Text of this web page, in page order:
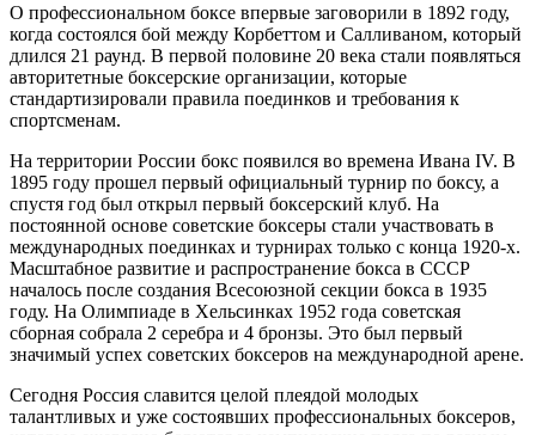
О профессиональном боксе впервые заговорили в 1892 году,
когда состоялся бой между Корбеттом и Салливаном, который
длился 21 раунд. В первой половине 20 века стали появляться
авторитетные боксерские организации, которые
стандартизировали правила поединков и требования к
спортсменам.
На территории России бокс появился во времена Ивана IV. В
1895 году прошел первый официальный турнир по боксу, а
спустя год был открыл первый боксерский клуб. На
постоянной основе советские боксеры стали участвовать в
международных поединках и турнирах только с конца 1920-х.
Масштабное развитие и распространение бокса в СССР
началось после создания Всесоюзной секции бокса в 1935
году. На Олимпиаде в Хельсинках 1952 года советская
сборная собрала 2 серебра и 4 бронзы. Это был первый
значимый успех советских боксеров на международной арене.
Сегодня Россия славится целой плеядой молодых
талантливых и уже состоявших профессиональных боксеров,